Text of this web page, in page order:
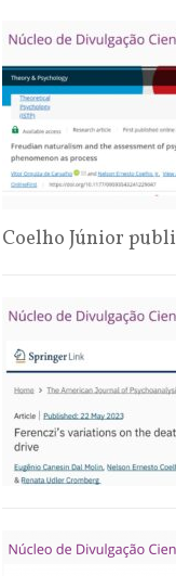
Coelho Júnior